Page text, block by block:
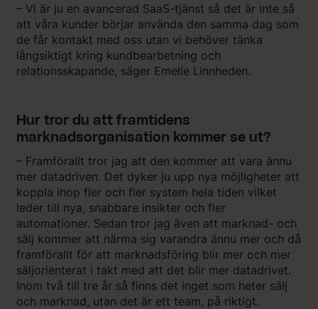
– Vi är ju en avancerad SaaS-tjänst så det är inte så
att våra kunder börjar använda den samma dag som
de får kontakt med oss utan vi behöver tänka
långsiktigt kring kundbearbetning och
relationsskapande, säger Emelie Linnheden.
Hur tror du att framtidens
marknadsorganisation kommer se ut?
– Framförallt tror jag att den kommer att vara ännu
mer datadriven. Det dyker ju upp nya möjligheter att
koppla ihop fler och fler system hela tiden vilket
leder till nya, snabbare insikter och fler
automationer. Sedan tror jag även att marknad- och
sälj kommer att närma sig varandra ännu mer och då
framförallt för att marknadsföring blir mer och mer
säljorienterat i takt med att det blir mer datadrivet.
Inom två till tre år så finns det inget som heter sälj
och marknad, utan det är ett team, på riktigt.